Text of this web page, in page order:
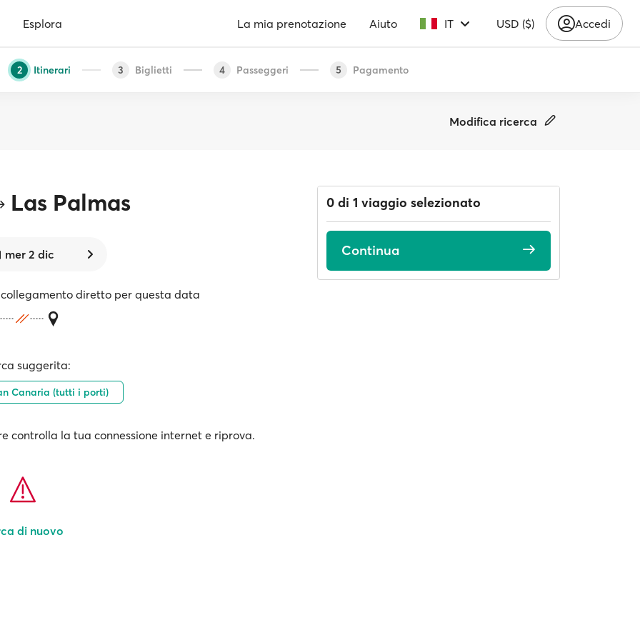
Esplora La mia prenotazione Aiuto IT USD ($) Accedi
2 Itinerari 3 Biglietti 4 Passeggeri 5 Pagamento
Modifica ricerca
Las Palmas
mer 2 dic
diretto per questa data
suggerita:
Canaria (tutti i porti)
controlla la tua connessione internet e riprova.
di nuovo
0 di 1 viaggio selezionato
Continua